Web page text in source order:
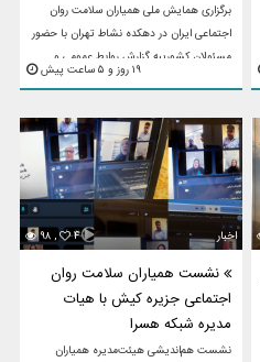
برگزاری همایش ملی همیاران سلامت روان
اجتماعی ایران در دهکده نشاط تهران با حضور
مسئولان کشوریبه گزارش روابط عمومی و
اطلاع رسانی جمعیت همیاران سلامت ...
۱۹ روز و ۵ ساعت پیش
۹۸ , ۴ اخبار
نشست همیاران سلامت روان
اجتماعی جزیره کیش با هیات
مدیره شبکه هسرا
نشست هم‌اندیشی هیئت‌مدیره همیاران